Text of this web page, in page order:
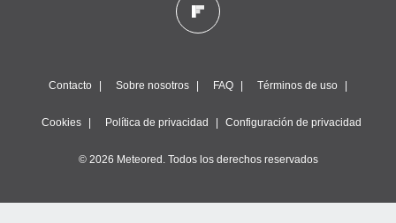
Contacto Sobre nosotros FAQ Términos de uso
Cookies Política de privacidad Configuración de privacidad
© 2026 Meteored. Todos los derechos reservados